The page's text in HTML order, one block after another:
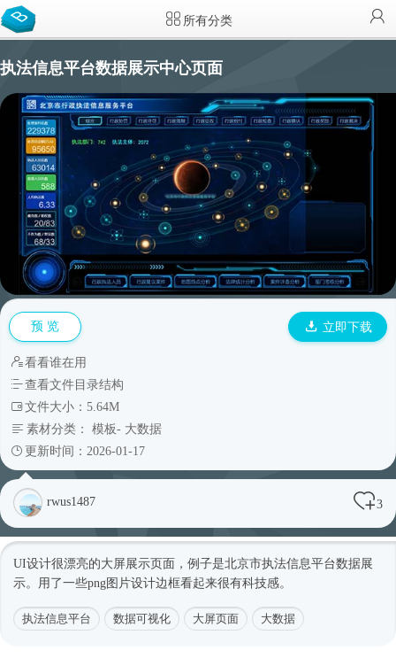
所有分类
执法信息平台数据展示中心页面
预 览 立即下载
看看谁在用
查看文件目录结构
文件大小：5.64M
素材分类： 模板- 大数据
更新时间：2026-01-17
rwus1487 3
UI设计很漂亮的大屏展示页面，例子是北京市执法信息平台数据展
示。用了一些png图片设计边框看起来很有科技感。
执法信息平台 数据可视化 大屏页面 大数据